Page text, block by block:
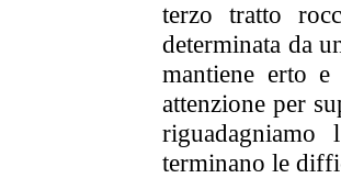
terzo tratto
determinata da
mantiene erto
attenzione per
terminano le